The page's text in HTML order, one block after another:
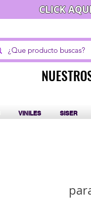
CLICK
VINILES SISER